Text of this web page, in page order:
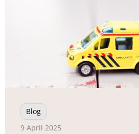
Blog
9 April 2025